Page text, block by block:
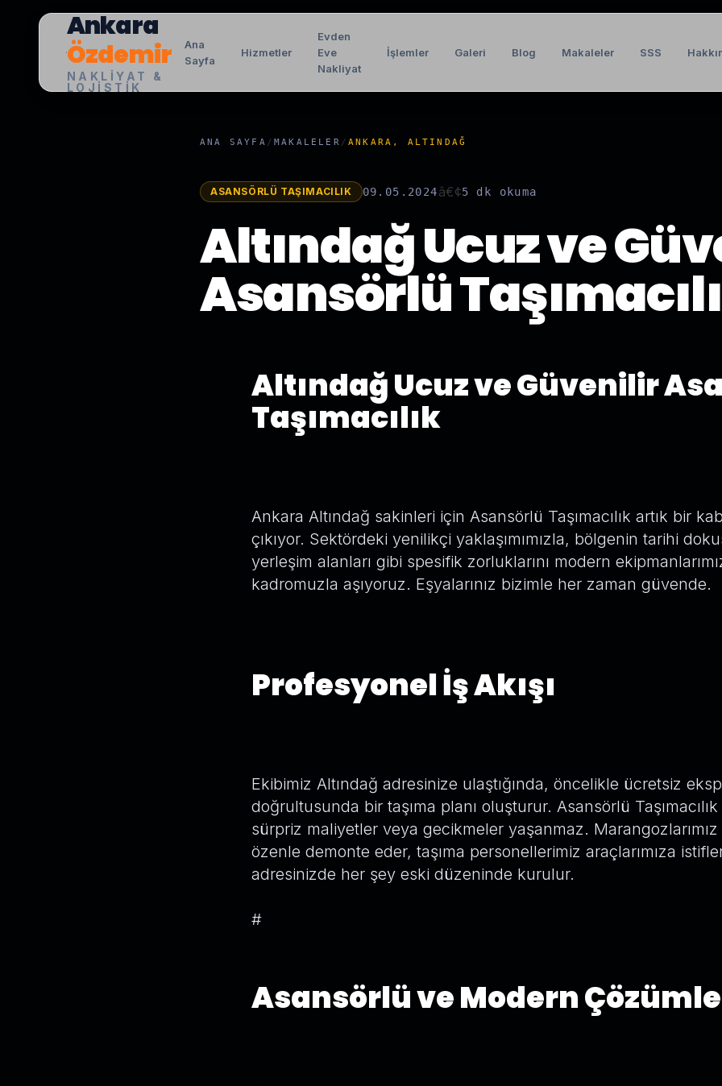
Ankara
Özdemir
NAKLIYAT &
LOJISTIK
Ana
Sayfa
Hizmetler
Evden
Eve
Nakliyat
İşlemler Galeri Blog Makaleler SSS
ANA SAYFA /MAKALELER /ANKARA, ALTINDAĞ
ASANSÖRLÜ TAŞIMACILIK 09.05.2024â€¢5 dk okuma
Altındağ Ucuz ve
Asansörlü
Altındağ Ucuz ve Güvenilir
Taşımacılık
Ankara Altındağ sakinleri için Asansörlü Taşımacılık artık bir
çıkıyor. Sektördeki yenilikçi yaklaşımımızla, bölgenin tarihi
yerleşim alanları gibi spesifik zorluklarını modern
kadromuzla aşıyoruz. Eşyalarınız bizimle her zaman güvende.
Profesyonel İş Akışı
Ekibimiz Altındağ adresinize ulaştığında, öncelikle ücretsiz
doğrultusunda bir taşıma planı oluşturur. Asansörlü
sürpriz maliyetler veya gecikmeler yaşanmaz. Marangozlarımız
özenle demonte eder, taşıma personellerimiz araçlarımıza
adresinizde her şey eski düzeninde kurulur.
#
Asansörlü ve Modern